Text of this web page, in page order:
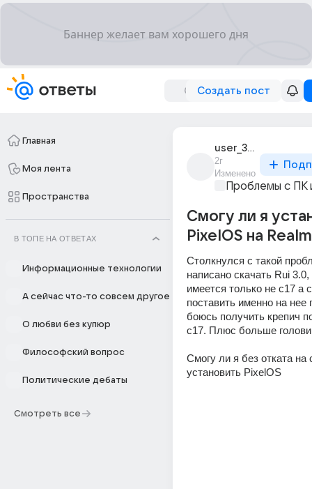
Создать пост
Главная
Моя лента
Пространства
В ТОПЕ НА ОТВЕТАХ
Информационные технологии
А сейчас что-то совсем другое
О любви без купюр
Философский вопрос
Политические дебаты
Смотреть все
user_303109649
2г
Изменено
Проблемы с ПК
Смогу ли я
PixelOS на
Столкнулся с такой
написано скачать Rui 3.0,
имеется только не c17 а
поставить именно на нее
боюсь получить крепич
c17. Плюс больше
Смогу ли я без отката на
установить PixelOS